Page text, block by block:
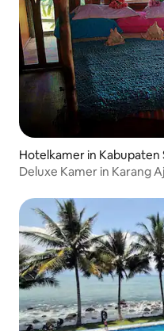
Hotelkamer in Kabupaten
Deluxe Kamer in Karang